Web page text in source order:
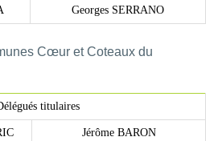
Georges SERRANO
Cœur et Coteaux du
titulaires
Jérôme BARON